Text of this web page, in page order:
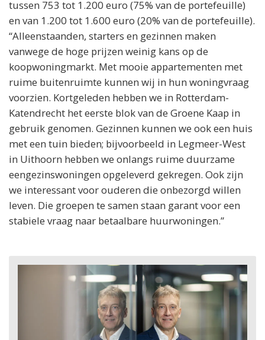
tussen 753 tot 1.200 euro (75% van de portefeuille)
en van 1.200 tot 1.600 euro (20% van de portefeuille).
“Alleenstaanden, starters en gezinnen maken
vanwege de hoge prijzen weinig kans op de
koopwoningmarkt. Met mooie appartementen met
ruime buitenruimte kunnen wij in hun woningvraag
voorzien. Kortgeleden hebben we in Rotterdam-
Katendrecht het eerste blok van de Groene Kaap in
gebruik genomen. Gezinnen kunnen we ook een huis
met een tuin bieden; bijvoorbeeld in Legmeer-West
in Uithoorn hebben we onlangs ruime duurzame
eengezinswoningen opgeleverd gekregen. Ook zijn
we interessant voor ouderen die onbezorgd willen
leven. Die groepen te samen staan garant voor een
stabiele vraag naar betaalbare huurwoningen.”